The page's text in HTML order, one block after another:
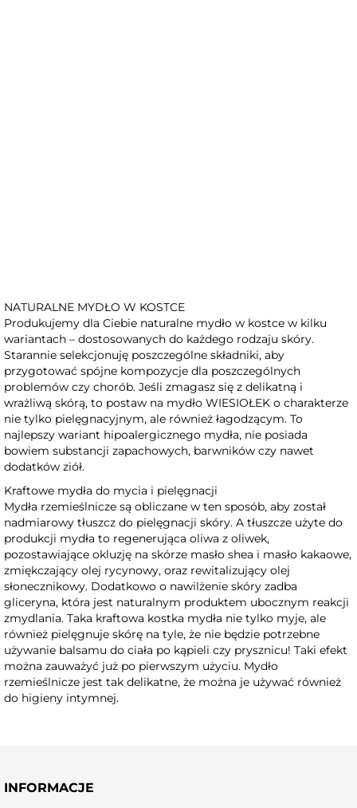
MYDŁO WIESIOŁEK
NATURALNE MYDŁO W KOSTCE
Produkujemy dla Ciebie naturalne mydło w kostce w kilku
wariantach – dostosowanych do każdego rodzaju skóry.
Starannie selekcjonuję poszczególne składniki, aby
przygotować spójne kompozycje dla poszczególnych
problemów czy chorób. Jeśli zmagasz się z delikatną i
wrażliwą skórą, to postaw na mydło WIESIOŁEK o charakterze
nie tylko pielęgnacyjnym, ale również łagodzącym. To
najlepszy wariant hipoalergicznego mydła, nie posiada
bowiem substancji zapachowych, barwników czy nawet
dodatków ziół.
Kraftowe mydła do mycia i pielęgnacji
Mydła rzemieślnicze są obliczane w ten sposób, aby został
nadmiarowy tłuszcz do pielęgnacji skóry. A tłuszcze użyte do
produkcji mydła to regenerująca oliwa z oliwek,
pozostawiające okluzję na skórze masło shea i masło kakaowe,
zmiękczający olej rycynowy, oraz rewitalizujący olej
słonecznikowy. Dodatkowo o nawilżenie skóry zadba
gliceryna, która jest naturalnym produktem ubocznym reakcji
zmydlania. Taka kraftowa kostka mydła nie tylko myje, ale
również pielęgnuje skórę na tyle, że nie będzie potrzebne
używanie balsamu do ciała po kąpieli czy prysznicu! Taki efekt
można zauważyć już po pierwszym użyciu. Mydło
rzemieślnicze jest tak delikatne, że można je używać również
do higieny intymnej.
INFORMACJE